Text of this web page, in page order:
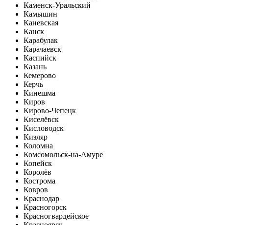
Каменск-Уральский
Камышин
Каневская
Канск
Карабулак
Карачаевск
Каспийск
Казань
Кемерово
Керчь
Кинешма
Киров
Кирово-Чепецк
Киселёвск
Кисловодск
Кизляр
Коломна
Комсомольск-на-Амуре
Копейск
Королёв
Кострома
Ковров
Краснодар
Красногорск
Красногвардейское